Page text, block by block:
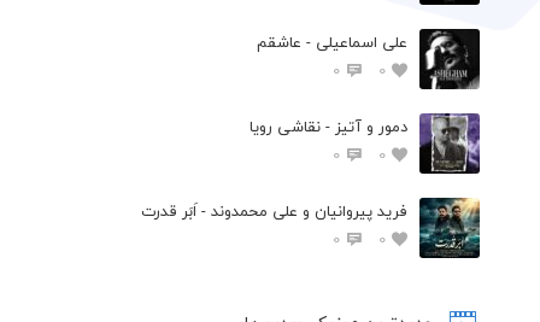
علی اسماعیلی - عاشقم
0
0
دمور و آتیز - نقاشی رویا
0
0
فرید پیروانیان و علی محمدوند - اَبَر قدرت
0
0